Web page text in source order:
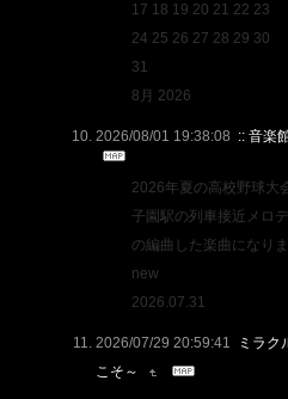
17 18 19 20 21 22 23
24 25 26 27 28 29 30
31
8月 2026
2026/08/01 19:38:08 :: 音楽
2026年夏の高校野球大
子園駅の列車接近メロ
の編曲した楽曲になり
new
2026.07.31
2026/07/29 20:59:41
ミラク
こそ～